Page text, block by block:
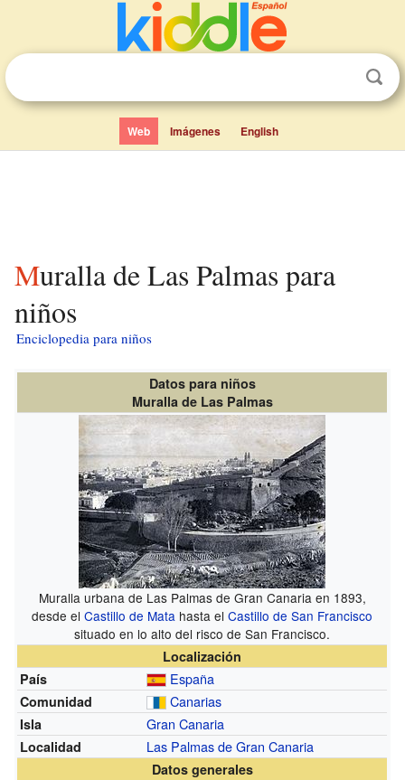
Web Imágenes English
Muralla de Las Palmas para
niños
Enciclopedia para niños
Datos para niños
Muralla de Las Palmas
Muralla urbana de Las Palmas de Gran Canaria en 1893,
desde elCastillo de Mata hasta elCastillo de San Francisco
situado en lo alto del risco de San Francisco.
Localización
País
España
Comunidad Canarias
Isla Gran Canaria
Localidad Las Palmas de Gran Canaria
Datos generales